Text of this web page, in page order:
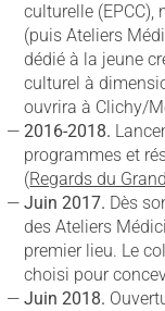
culturelle (EPCC),
(puis Ateliers
dédié à la jeune
culturel à
ouvrira à Clichy/
2016-2018.
programmes et
(Regards du
Juin 2017. Dès
des Ateliers
premier lieu. Le
choisi pour
Juin 2018.